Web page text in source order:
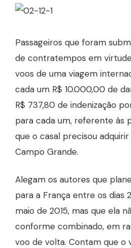
Passageiros que foram
de contratempos em
voos de uma viagem
cada um R$ 10.000,00 de
R$ 737,80 de indenização
para cada um, referente às
que o casal precisou
Campo Grande.
Alegam os autores que
para a França entre os dias
maio de 2015, mas que ela
conforme combinado, em
voo de volta. Contam que o